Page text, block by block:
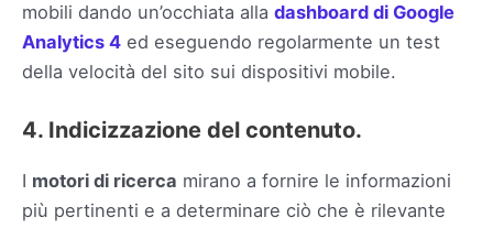
mobili dando un’occhiata alla dashboard di Google
Analytics 4 ed eseguendo regolarmente un test
della velocità del sito sui dispositivi mobile.
4. Indicizzazione del contenuto.
I motori di ricerca mirano a fornire le informazioni
più pertinenti e a determinare ciò che è rilevante